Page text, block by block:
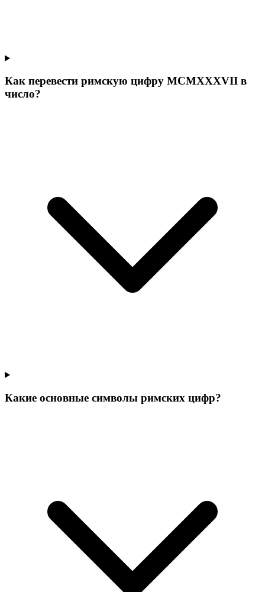
Как перевести римскую цифру MCMXXXVII в
число?
Какие основные символы римских цифр?